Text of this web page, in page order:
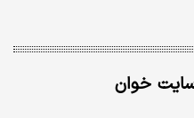
سایت خوان